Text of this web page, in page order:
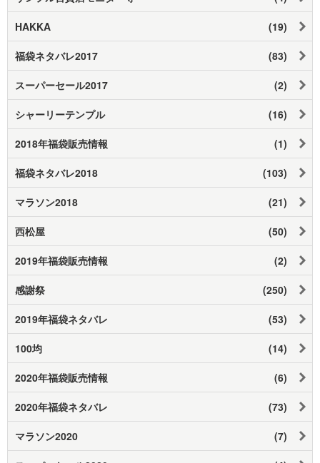
HAKKA (19)
福袋ネタバレ2017 (83)
スーパーセール2017 (2)
シャーリーテンプル (16)
2018年福袋販売情報 (1)
福袋ネタバレ2018 (103)
マラソン2018 (21)
西松屋 (50)
2019年福袋販売情報 (2)
感謝祭 (250)
2019年福袋ネタバレ (53)
100均 (14)
2020年福袋販売情報 (6)
2020年福袋ネタバレ (73)
マラソン2020 (7)